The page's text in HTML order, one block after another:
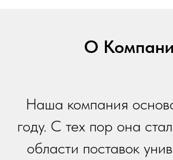
О
Наша компания
году. С тех пор она
области поставок